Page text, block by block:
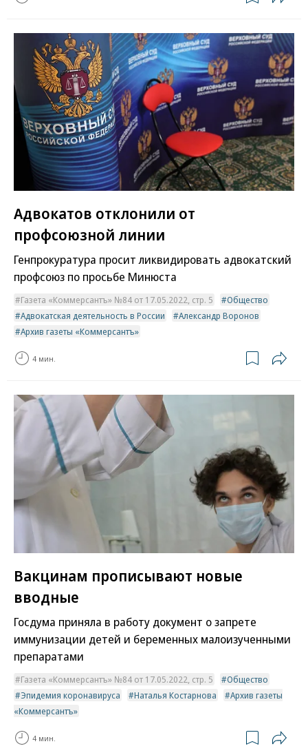
Адвокатов отклонили от
профсоюзной линии
Генпрокуратура просит ликвидировать адвокатский
профсоюз по просьбе Минюста
Газета «Коммерсантъ» №84 от 17.05.2022, стр. 5
Общество
Адвокатская деятельность в России
Александр Воронов
Архив газеты «Коммерсантъ»
4 мин.
Вакцинам прописывают новые
вводные
Госдума приняла в работу документ о запрете
иммунизации детей и беременных малоизученными
препаратами
Газета «Коммерсантъ» №84 от 17.05.2022, стр. 5
Общество
Эпидемия коронавируса
Наталья Костарнова
Архив газеты
«Коммерсантъ»
4 мин.